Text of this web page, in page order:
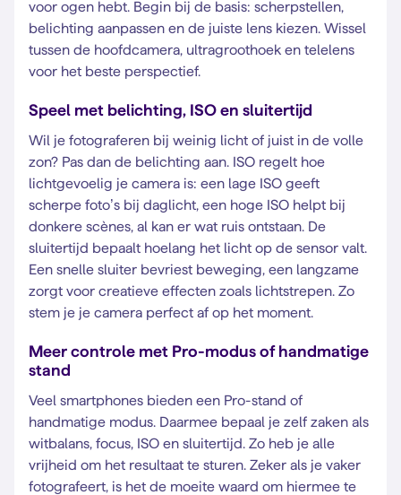
voor ogen hebt. Begin bij de basis: scherpstellen,
belichting aanpassen en de juiste lens kiezen. Wissel
tussen de hoofdcamera, ultragroothoek en telelens
voor het beste perspectief.
Speel met belichting, ISO en sluitertijd
Wil je fotograferen bij weinig licht of juist in de volle
zon? Pas dan de belichting aan. ISO regelt hoe
lichtgevoelig je camera is: een lage ISO geeft
scherpe foto’s bij daglicht, een hoge ISO helpt bij
donkere scènes, al kan er wat ruis ontstaan. De
sluitertijd bepaalt hoelang het licht op de sensor valt.
Een snelle sluiter bevriest beweging, een langzame
zorgt voor creatieve effecten zoals lichtstrepen. Zo
stem je je camera perfect af op het moment.
Meer controle met Pro-modus of handmatige
stand
Veel smartphones bieden een Pro-stand of
handmatige modus. Daarmee bepaal je zelf zaken als
witbalans, focus, ISO en sluitertijd. Zo heb je alle
vrijheid om het resultaat te sturen. Zeker als je vaker
fotografeert, is het de moeite waard om hiermee te